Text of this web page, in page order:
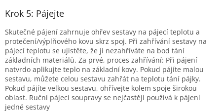
Krok 5: Pájejte
Skutečné pájení zahrnuje ohřev sestavy na pájecí teplotu a
protečení/výplňového kovu skrz spoj. Při zahřívání sestavy na
pájecí teplotu se ujistěte, že ji nezahříváte na bod tání
základních materiálů. Za prvé, proces zahřívání: Při pájení
natvrdo aplikujte teplo na základní kovy. Pokud pájíte malou
sestavu, můžete celou sestavu zahřát na teplotu tání pájky.
Pokud pájíte velkou sestavu, ohřívejte kolem spoje širokou
oblast. Ruční pájecí soupravy se nejčastěji používá k pájení
jedné sestavy